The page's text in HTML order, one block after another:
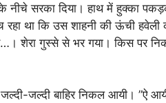
नीचे सरका दिया। हाथ में हुक्का
था कि उस शाहनी की ऊंची हवेली
शेरा गुस्से से भर गया। किस पर
जल्दी बाहिर निकल आयी। ”ऐ